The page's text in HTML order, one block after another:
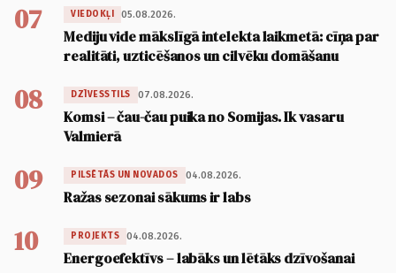
07 VIEDOKĻI 05.08.2026.
Mediju vide mākslīgā intelekta laikmetā: cīņa par
realitāti, uzticēšanos un cilvēku domāšanu
08 DZĪVESSTILS 07.08.2026.
Komsi – čau-čau puika no Somijas. Ik vasaru
Valmierā
09 PILSĒTĀS UN NOVADOS 04.08.2026.
Ražas sezonai sākums ir labs
10 PROJEKTS 04.08.2026.
Energoefektīvs – labāks un lētāks dzīvošanai